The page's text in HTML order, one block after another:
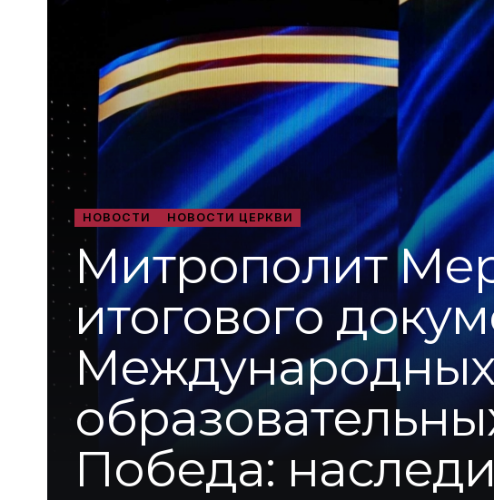
НОВОСТИ НОВОСТИ ЦЕРКВИ
Митрополит
итогового
Победа: